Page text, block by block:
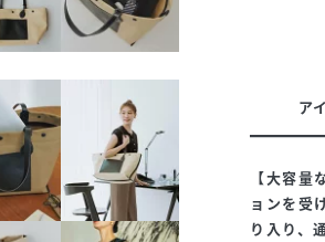
ア
【大容
ョンを受
り入り、